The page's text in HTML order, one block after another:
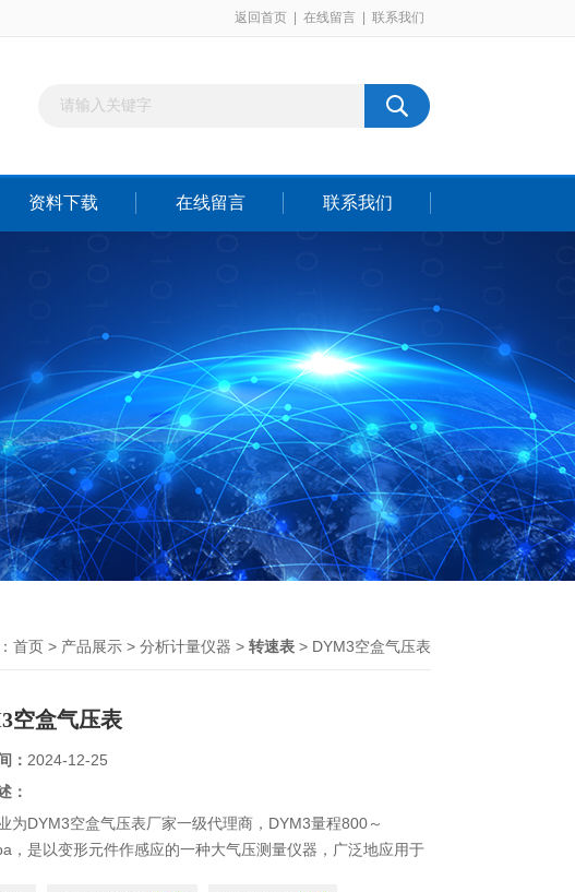
返回首页 在线留言 联系我们
资料下载 在线留言 联系我们
首页 > 产品展示 > 分析计量仪器 > 转速表 > DYM3空盒气压表
空盒气压表
： 2024-12-25
：
为DYM3空盒气压表厂家一级代理商，DYM3量程800～
，是以变形元件作感应的一种大气压测量仪器，广泛地应用于